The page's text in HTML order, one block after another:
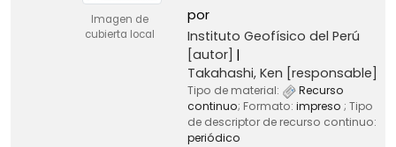
Imagen de
cubierta local
por
Instituto Geofísico del Perú
[autor]
Takahashi, Ken [responsable]
Tipo de material:
Recurso
continuo; Formato: impreso ; Tipo
de descriptor de recurso continuo:
periódico